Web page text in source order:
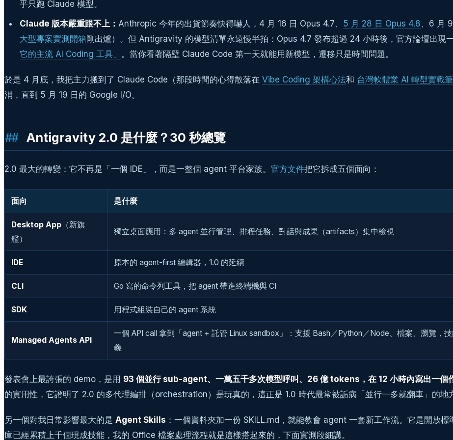
乎只跑 Claude 模型。
Claude 版本嚴重跟不上： Anthropic 今年的出貨節奏快得嚇人，4 月 16 日 Opus 4.7、 5 月 28 日 Opus 4.8、6 月
大型專案實測開箱剛出爐）。但 Antigravity 的模型清單永遠慢半拍：Opus 4.7 發布超過 24 小時後，官方論壇出現
它的主流 AI Coding 工具」 。當你看著隔壁 Claude Code 第一天就能用新模型，遷移只是時間問題。
於是 4 月底，我把主力搬到了 Claude Code（那段時間的心得散落在 Vibe Coding 架構心法和 台灣軟體業 AI 轉型實戰
消，直到 5 月 19 日的 Google I/O。
Antigravity 2.0 是什麼？30 秒總覽
2.0 最大的轉變：它不再是「一個 IDE」，而是一整個 agent 平台家族。 官方文件把它拆成五個面向：
面向 是什麼
Desktop App （新旗
艦）
獨立桌面應用：多 agent 並行管理、排程任務、對話與成果（artifacts）集中檢視
IDE 原本的 agent-first 編輯器，1.0 的延續
CLI Go 寫的命令列工具，把 agent 帶進終端機與 CI
SDK 用程式組裝自己的 agent 系統
Managed Agents API
一個 API call 拿到「agent + 託管 Linux sandbox」：支援 Bash／Python／Node、檔案、瀏覽，
義
發表會上最誇張的 demo，是用 93 個並行 sub-agent、一萬五千多次模型呼叫、26 億 tokens，在 12 小時內寫出一個
的實用性，它證明了 2.0 的多代理編排（orchestration）是玩真的，這正是 1.0 時代最常被詬病「並行一多就翻車」的地
另一個對我日常影響最大的是 Agent Skills ：一個資料夾加一份 SKILL.md，就能教會 agent 一套新工作流。它是開放
庫已經累積上千個現成技能，我的 Office 檔案處理流程就是這樣搭起來的，下面實測段細講。